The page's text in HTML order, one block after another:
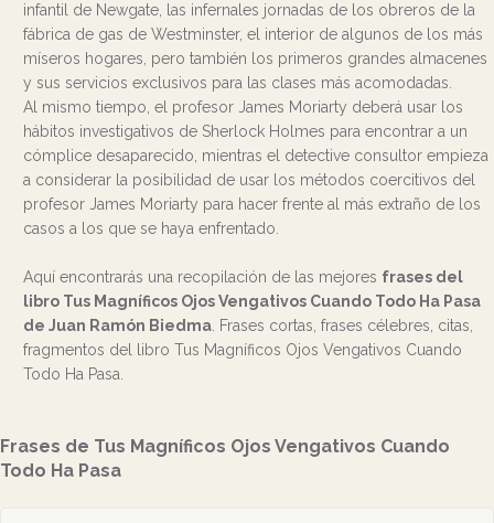
infantil de Newgate, las infernales jornadas de los obreros de la
fábrica de gas de Westminster, el interior de algunos de los más
míseros hogares, pero también los primeros grandes almacenes
y sus servicios exclusivos para las clases más acomodadas.
Al mismo tiempo, el profesor James Moriarty deberá usar los
hábitos investigativos de Sherlock Holmes para encontrar a un
cómplice desaparecido, mientras el detective consultor empieza
a considerar la posibilidad de usar los métodos coercitivos del
profesor James Moriarty para hacer frente al más extraño de los
casos a los que se haya enfrentado.
Aquí encontrarás una recopilación de las mejores frases del
libro Tus Magníficos Ojos Vengativos Cuando Todo Ha Pasa
de Juan Ramón Biedma . Frases cortas, frases célebres, citas,
fragmentos del libro Tus Magníficos Ojos Vengativos Cuando
Todo Ha Pasa.
Frases de Tus Magníficos Ojos Vengativos Cuando
Todo Ha Pasa